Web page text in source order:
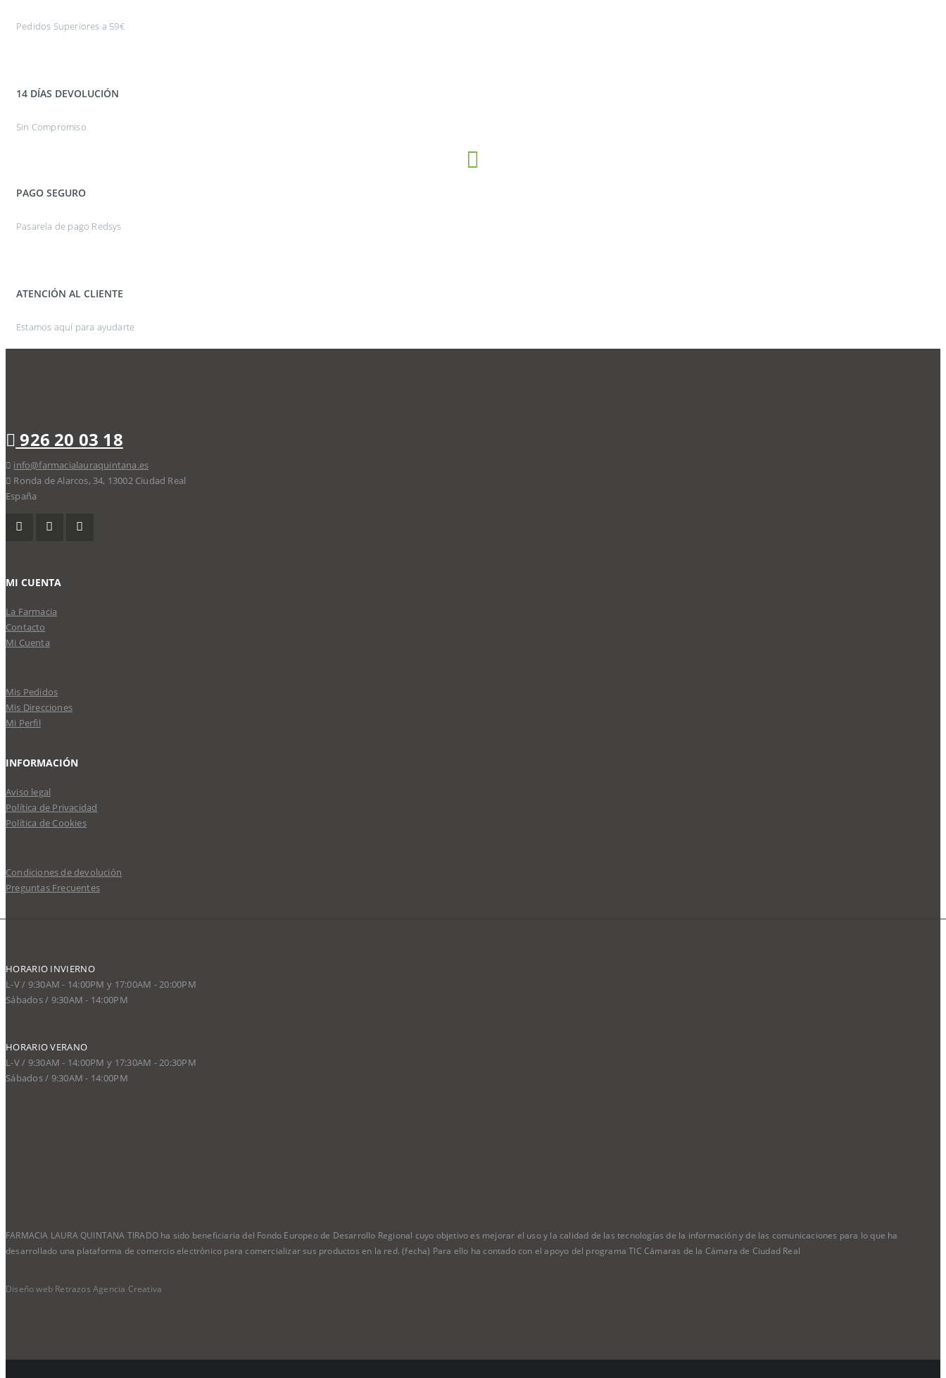
Pedidos Superiores a 59€
14 DÍAS DEVOLUCIÓN
Sin Compromiso
PAGO SEGURO
Pasarela de pago Redsys
ATENCIÓN AL CLIENTE
Estamos aquí para ayudarte
926 20 03 18
info@farmacialauraquintana.es
Ronda de Alarcos, 34, 13002 Ciudad Real
España
MI CUENTA
La Farmacia
Contacto
Mi Cuenta
Mis Pedidos
Mis Direcciones
Mi Perfil
INFORMACIÓN
Aviso legal
Política de Privacidad
Política de Cookies
Condiciones de devolución
Preguntas Frecuentes
HORARIO INVIERNO
L-V / 9:30AM - 14:00PM y 17:00AM - 20:00PM
Sábados / 9:30AM - 14:00PM
HORARIO VERANO
L-V / 9:30AM - 14:00PM y 17:30AM - 20:30PM
Sábados / 9:30AM - 14:00PM
FARMACIA LAURA QUINTANA TIRADO ha sido beneficiaria del Fondo Europeo de Desarrollo Regional cuyo objetivo es mejorar el uso y la calidad de las tecnologías de la información y de las comunicaciones para lo que ha
desarrollado una plataforma de comercio electrónico para comercializar sus productos en la red. (fecha) Para ello ha contado con el apoyo del programa TIC Cámaras de la Cámara de Ciudad Real
Diseño web Retrazos Agencia Creativa